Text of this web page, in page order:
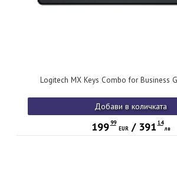
Logitech MX Keys Combo for Business
Добави в количката
199 99
EUR/ 391 14
лв